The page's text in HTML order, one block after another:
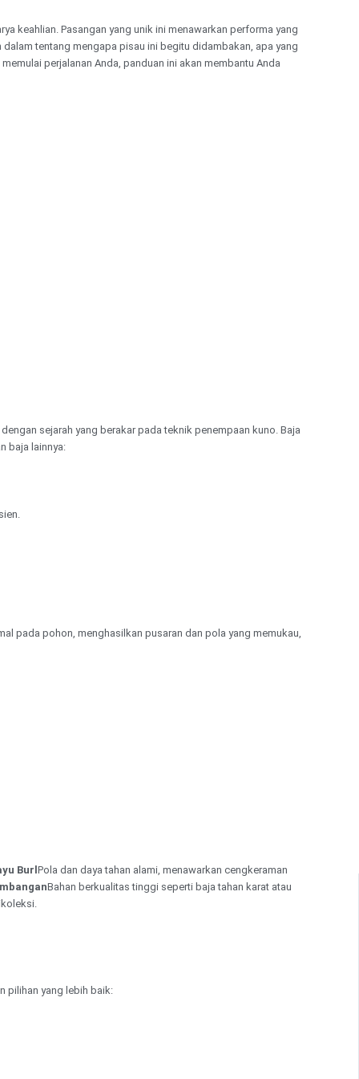
keahlian. Pasangan yang unik ini menawarkan performa yang
tentang mengapa pisau ini begitu didambakan, apa yang
perjalanan Anda, panduan ini akan membantu Anda
sejarah yang berakar pada teknik penempaan kuno. Baja
baja lainnya:
pada pohon, menghasilkan pusaran dan pola yang memukau,
Burl Pola dan daya tahan alami, menawarkan cengkeraman
Bahan berkualitas tinggi seperti baja tahan karat atau
pilihan yang lebih baik: